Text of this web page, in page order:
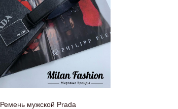
Ремень мужской Prada